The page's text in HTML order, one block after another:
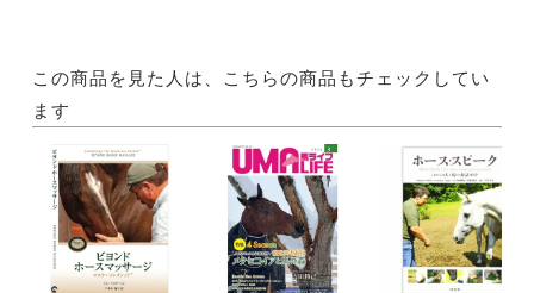
この商品を見た人は、こちらの商品もチェックしてい
ます